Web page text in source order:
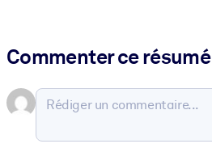
Commenter ce résumé